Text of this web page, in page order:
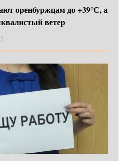
оренбуржцам до +39°С, а
ветер